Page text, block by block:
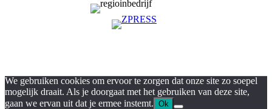
We gebruiken cookies om ervoor te zorgen dat onze site zo soepel
mogelijk draait. Als je doorgaat met het gebruiken van deze site,
gaan we ervan uit dat je ermee instemt. Ok